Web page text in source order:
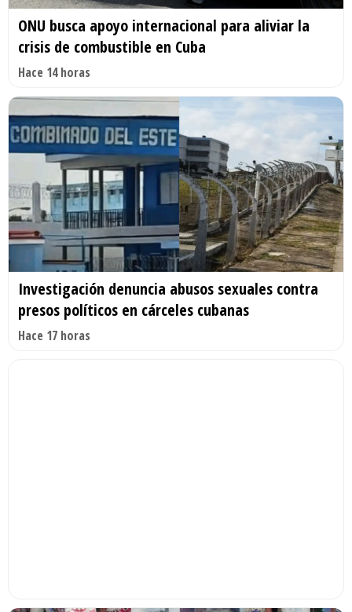
ONU busca apoyo internacional para aliviar la
crisis de combustible en Cuba
Hace 14 horas
Investigación denuncia abusos sexuales contra
presos políticos en cárceles cubanas
Hace 17 horas